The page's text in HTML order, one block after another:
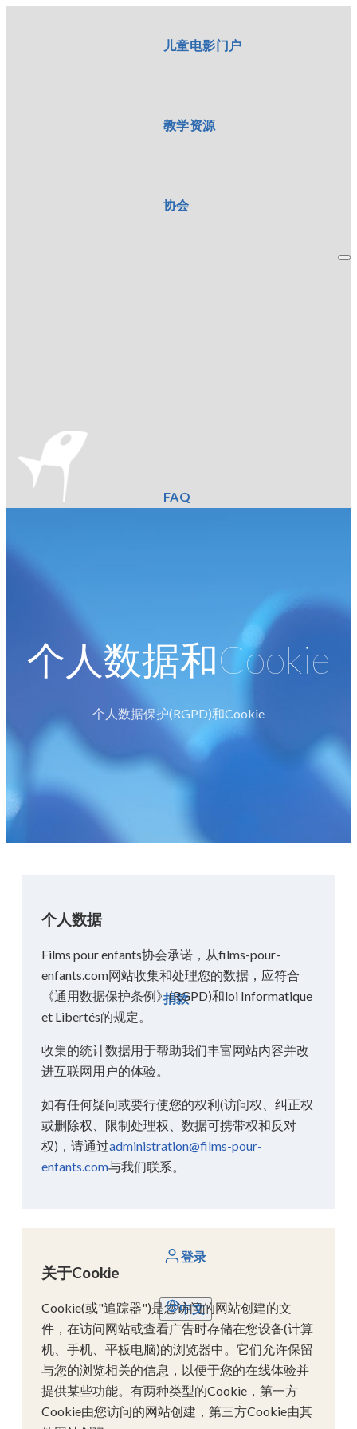
儿童电影门户
教学资源
协会
FAQ
捐款
登录
中文
个人数据和Cookie
个人数据保护(RGPD)和Cookie
个人数据
Films pour enfants协会承诺，从films-pour-
enfants.com网站收集和处理您的数据，应符合
《通用数据保护条例》(RGPD)和loi Informatique
et Libertés的规定。
收集的统计数据用于帮助我们丰富网站内容并改
进互联网用户的体验。
如有任何疑问或要行使您的权利(访问权、纠正权
或删除权、限制处理权、数据可携带权和反对
权)，请通过administration@films-pour-
enfants.com与我们联系。
关于Cookie
Cookie(或"追踪器")是您访问的网站创建的文
件，在访问网站或查看广告时存储在您设备(计算
机、手机、平板电脑)的浏览器中。它们允许保留
与您的浏览相关的信息，以便于您的在线体验并
提供某些功能。有两种类型的Cookie，第一方
Cookie由您访问的网站创建，第三方Cookie由其